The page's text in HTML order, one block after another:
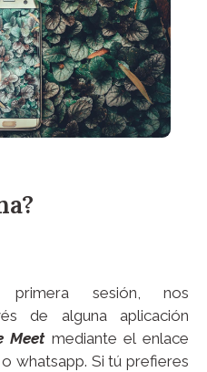
sesión, nos
de alguna aplicación
Meet mediante el enlace
whatsapp. Si tú prefieres